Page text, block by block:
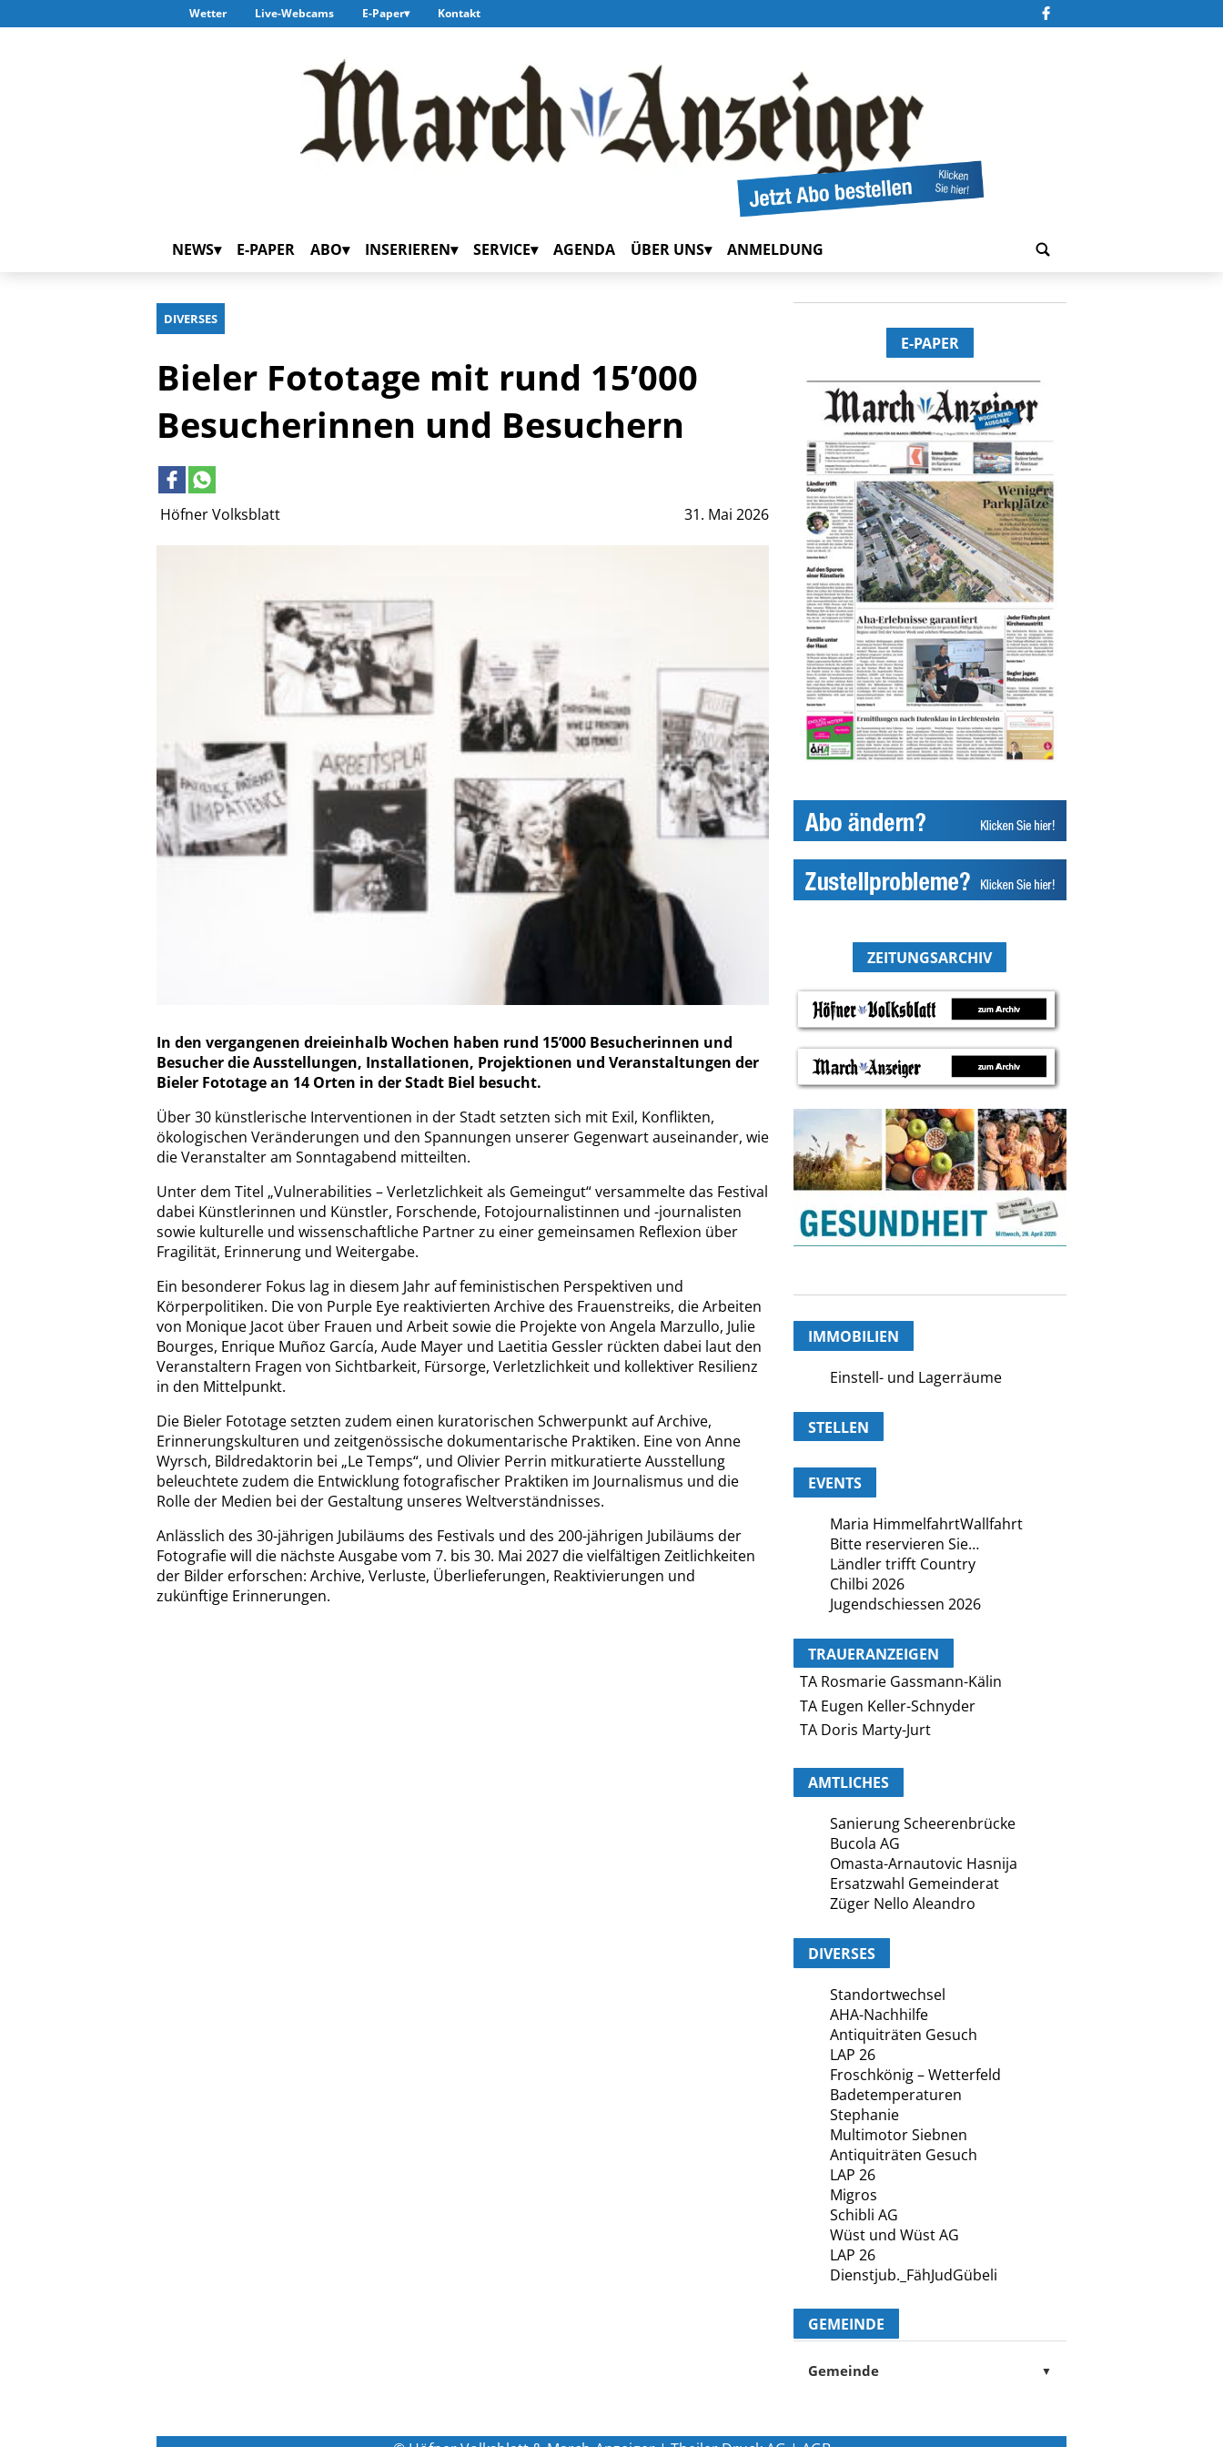
Wetter Live-Webcams E-Paper Kontakt
NEWS E-PAPER ABO INSERIEREN SERVICE AGENDA ÜBER UNS ANMELDUNG
DIVERSES
Höfner Volksblatt 31. Mai 2026
Bieler Fototage mit rund 15’000
Besucherinnen und Besuchern
In den vergangenen dreieinhalb Wochen haben rund 15’000 Besucherinnen und
Besucher die Ausstellungen, Installationen, Projektionen und Veranstaltungen der
Bieler Fototage an 14 Orten in der Stadt Biel besucht.
Über 30 künstlerische Interventionen in der Stadt setzten sich mit Exil, Konflikten,
ökologischen Veränderungen und den Spannungen unserer Gegenwart auseinander, wie
die Veranstalter am Sonntagabend mitteilten.
Unter dem Titel „Vulnerabilities – Verletzlichkeit als Gemeingut“ versammelte das Festival
dabei Künstlerinnen und Künstler, Forschende, Fotojournalistinnen und -journalisten
sowie kulturelle und wissenschaftliche Partner zu einer gemeinsamen Reflexion über
Fragilität, Erinnerung und Weitergabe.
Ein besonderer Fokus lag in diesem Jahr auf feministischen Perspektiven und
Körperpolitiken. Die von Purple Eye reaktivierten Archive des Frauenstreiks, die Arbeiten
von Monique Jacot über Frauen und Arbeit sowie die Projekte von Angela Marzullo, Julie
Bourges, Enrique Muñoz García, Aude Mayer und Laetitia Gessler rückten dabei laut den
Veranstaltern Fragen von Sichtbarkeit, Fürsorge, Verletzlichkeit und kollektiver Resilienz
in den Mittelpunkt.
Die Bieler Fototage setzten zudem einen kuratorischen Schwerpunkt auf Archive,
Erinnerungskulturen und zeitgenössische dokumentarische Praktiken. Eine von Anne
Wyrsch, Bildredaktorin bei „Le Temps“, und Olivier Perrin mitkuratierte Ausstellung
beleuchtete zudem die Entwicklung fotografischer Praktiken im Journalismus und die
Rolle der Medien bei der Gestaltung unseres Weltverständnisses.
Anlässlich des 30-jährigen Jubiläums des Festivals und des 200-jährigen Jubiläums der
Fotografie will die nächste Ausgabe vom 7. bis 30. Mai 2027 die vielfältigen Zeitlichkeiten
der Bilder erforschen: Archive, Verluste, Überlieferungen, Reaktivierungen und
zukünftige Erinnerungen.
E-PAPER
ZEITUNGSARCHIV
IMMOBILIEN
Einstell- und Lagerräume
STELLEN
EVENTS
Maria HimmelfahrtWallfahrt
Bitte reservieren Sie…
Ländler trifft Country
Chilbi 2026
Jugendschiessen 2026
TRAUERANZEIGEN
TA Rosmarie Gassmann-Kälin
TA Eugen Keller-Schnyder
TA Doris Marty-Jurt
AMTLICHES
Sanierung Scheerenbrücke
Bucola AG
Omasta-Arnautovic Hasnija
Ersatzwahl Gemeinderat
Züger Nello Aleandro
DIVERSES
Standortwechsel
AHA-Nachhilfe
Antiquiträten Gesuch
LAP 26
Froschkönig – Wetterfeld
Badetemperaturen
Stephanie
Multimotor Siebnen
Antiquiträten Gesuch
LAP 26
Migros
Schibli AG
Wüst und Wüst AG
LAP 26
Dienstjub._FähJudGübeli
GEMEINDE
Gemeinde ▼